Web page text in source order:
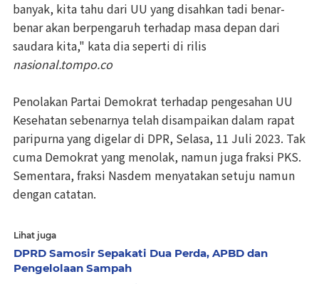
banyak, kita tahu dari UU yang disahkan tadi benar-
benar akan berpengaruh terhadap masa depan dari
saudara kita," kata dia seperti di rilis
nasional.tompo.co
Penolakan Partai Demokrat terhadap pengesahan UU
Kesehatan sebenarnya telah disampaikan dalam rapat
paripurna yang digelar di DPR, Selasa, 11 Juli 2023. Tak
cuma Demokrat yang menolak, namun juga fraksi PKS.
Sementara, fraksi Nasdem menyatakan setuju namun
dengan catatan.
Lihat juga
DPRD Samosir Sepakati Dua Perda, APBD dan
Pengelolaan Sampah